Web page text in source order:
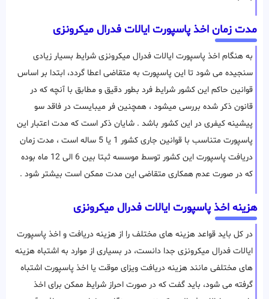
مدت زمان اخذ پاسپورت ایالات فدرال میکرونزی
به هنگام اخذ پاسپورت ایالات فدرال میکرونزی شرایط بسیار زیادی
سنجیده می شود تا این پاسپورت به متقاضی اعطا گردد، ابتدا بر اساس
قوانین حاکم این کشور شرایط فرد بطور دقیق و مطابق با آنچه که در
قانون ذکر شده بررسی میشود ، همچنین فر میبایست در فاقد سو
پیشینه کیفری در این کشور باشد . شایان ذکر است که مدت اعتبار این
پاسپورت متناسب با قوانین جاری کشور 1 یا 5 ساله است ، مدت زمان
دریافت پاسپورت این کشور توسط موسسه ثبتا بین 6 الی 12 ماه بوده
که در صورت عدم همکاری متقاضی این مدت ممکن است بیشتر شود .
هزینه اخذ پاسپورت ایالات فدرال میکرونزی
در کل باید قواعد هزینه های مختلف را از هزینه دریافت و اخذ پاسپورت
ایالات فدرال میکرونزی جدا دانست، در بسیاری از موارد به اشتباه هزینه
های مختلفی مانند هزینه دریافت ویزای موقت یا اخذ پاسپورت اشتباه
گرفته می شود، باید گفت که در صورت احراز شرایط ممکن برای اخذ